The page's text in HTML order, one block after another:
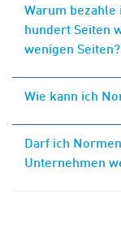
Warum
hundert Seiten
wenigen Seiten?
Wie kann ich
Darf ich
Unternehmen